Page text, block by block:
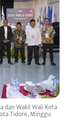
dan Wakil Wali Kota
Tidore, Minggu